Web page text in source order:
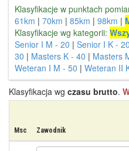
Klasyfikacje w punktach
61km | 70km | 85km | 98km |
Klasyfikacje wg kategorii:
Senior I M - 20 | Senior I K - 20
30 | Masters K - 40 | Masters
Weteran I M - 50 | Weteran II
Klasyfikacja wg czasu brutto.
Msc Zawodnik